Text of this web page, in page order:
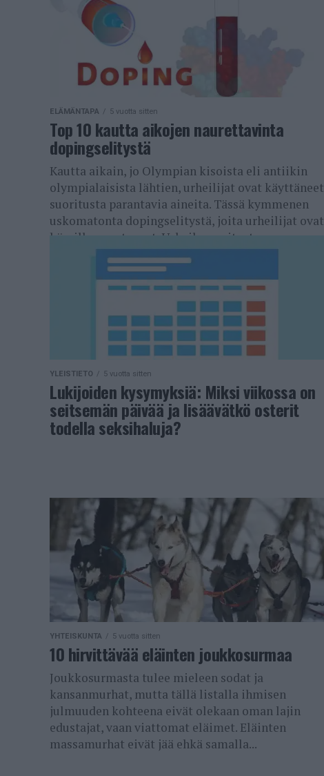
ELÄMÄNTAPA 5 vuotta sitten
Top 10 kautta aikojen naurettavinta
dopingselitystä
Kautta aikain, jo Olympian kisoista eli antiikin
olympialaisista lähtien, urheilijat ovat käyttäneet
suoritusta parantavia aineita. Tässä kymmenen
uskomatonta dopingselitystä, joita urheilijat ovat
käryilleen antaneet. Urheilusuoritusta
parantavia...
YLEISTIETO 5 vuotta sitten
Lukijoiden kysymyksiä: Miksi viikossa on
seitsemän päivää ja lisäävätkö osterit
todella seksihaluja?
YHTEISKUNTA 5 vuotta sitten
10 hirvittävää eläinten joukkosurmaa
Joukkosurmasta tulee mieleen sodat ja
kansanmurhat, mutta tällä listalla ihmisen
julmuuden kohteena eivät olekaan oman lajin
edustajat, vaan viattomat eläimet. Eläinten
massamurhat eivät jää ehkä samalla...